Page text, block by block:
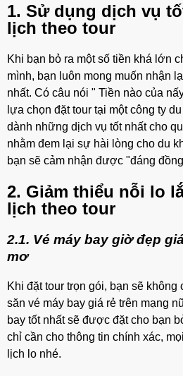
1. Sử dụng dịch vụ
lịch theo tour
Khi bạn bỏ ra một số tiền khá lớn
mình, bạn luôn mong muốn nhận
nhất. Có câu nói " Tiền nào của
lựa chọn đặt tour tại một công ty
dành những dịch vụ tốt nhất cho
nhằm đem lại sự hài lòng cho du
bạn sẽ cảm nhận được "đáng
2. Giảm thiểu nỗi lo
lịch theo tour
2.1. Vé máy bay giờ đẹp
mơ
Khi đặt tour trọn gói, bạn sẽ
săn vé máy bay giá rẻ trên mạng
bay tốt nhất sẽ được đặt cho bạn
chỉ cần cho thông tin chính xác,
lịch lo nhé.